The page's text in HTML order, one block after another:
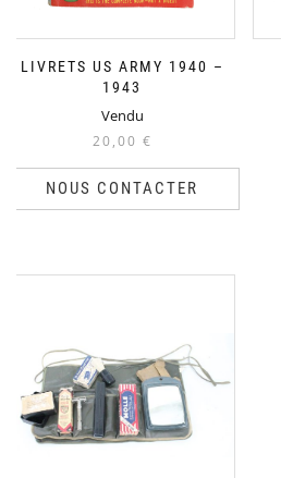
LIVRETS US ARMY 1940 –
1943
Vendu
20,00 €
NOUS CONTACTER